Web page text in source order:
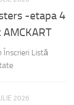
-etapa 4
Înscrieri Listă
2026